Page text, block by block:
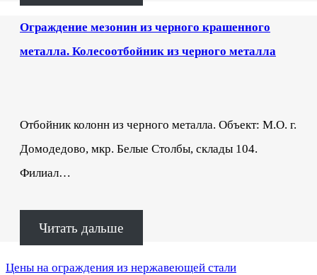
Ограждение мезонин из черного крашенного
металла. Колесоотбойник из черного металла
Отбойник колонн из черного металла. Объект: М.О. г.
Домодедово, мкр. Белые Столбы, склады 104.
Филиал…
Читать дальше
Цены на ограждения из нержавеющей стали